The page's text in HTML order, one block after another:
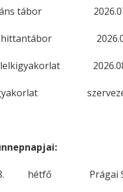
tábor
hittantábor
8. hétfő Prágai